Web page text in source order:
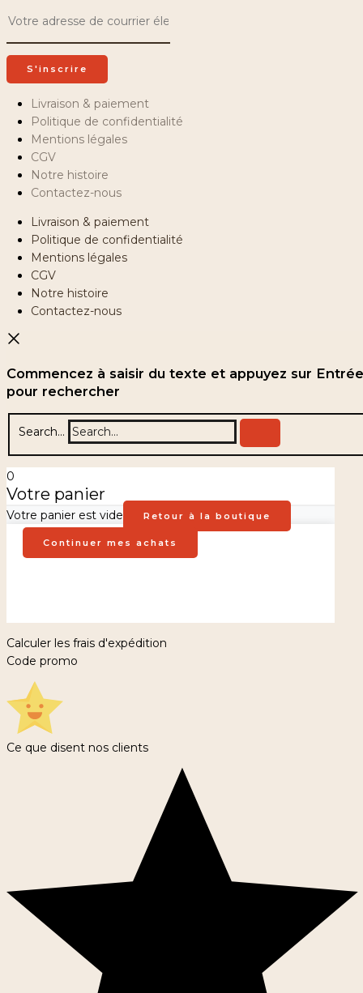
Livraison & paiement
Politique de confidentialité
Mentions légales
CGV
Notre histoire
Contactez-nous
Livraison & paiement
Politique de confidentialité
Mentions légales
CGV
Notre histoire
Contactez-nous
Commencez à saisir du texte et appuyez sur Entrée
pour rechercher
Search...
0
Votre panier
Votre panier est vide Retour à la boutique
Continuer mes achats
Calculer les frais d'expédition
Code promo
Ce que disent nos clients